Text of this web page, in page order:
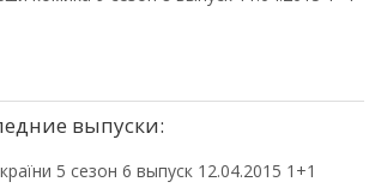
выпуски:
5 сезон 6 выпуск 12.04.2015 1+1